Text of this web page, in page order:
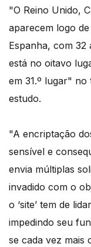
"O Reino Unido,
aparecem logo
Espanha, com 32
está no oitavo
em 31.º lugar" no
estudo.
"A encriptação
sensível e
envia múltiplas
invadido com o
o ‘site’ tem de
impedindo seu
se cada vez mais